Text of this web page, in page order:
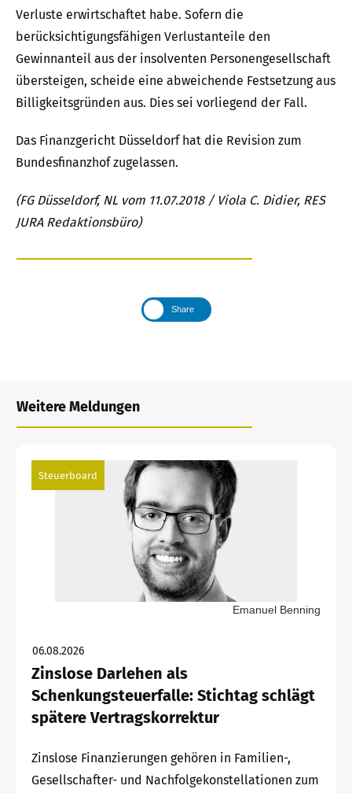
Verluste erwirtschaftet habe. Sofern die
berücksichtigungsfähigen Verlustanteile den
Gewinnanteil aus der insolventen Personengesellschaft
übersteigen, scheide eine abweichende Festsetzung aus
Billigkeitsgründen aus. Dies sei vorliegend der Fall.
Das Finanzgericht Düsseldorf hat die Revision zum
Bundesfinanzhof zugelassen.
(FG Düsseldorf, NL vom 11.07.2018 / Viola C. Didier, RES
JURA Redaktionsbüro)
Share
Weitere Meldungen
Steuerboard
Emanuel Benning
06.08.2026
Zinslose Darlehen als
Schenkungsteuerfalle: Stichtag schlägt
spätere Vertragskorrektur
Zinslose Finanzierungen gehören in Familien-,
Gesellschafter- und Nachfolgekonstellationen zum